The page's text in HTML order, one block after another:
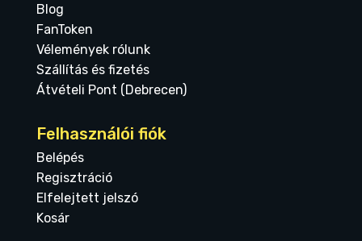
Blog
FanToken
Vélemények rólunk
Szállítás és fizetés
Átvételi Pont (Debrecen)
Felhasználói fiók
Belépés
Regisztráció
Elfelejtett jelszó
Kosár